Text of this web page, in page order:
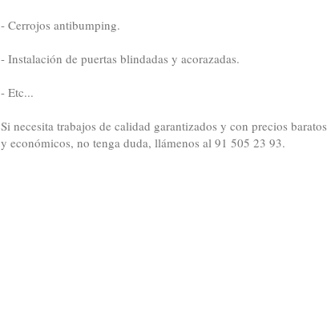
- Cerrojos antibumping.
- Instalación de puertas blindadas y acorazadas.
- Etc...
Si necesita trabajos de calidad garantizados y con precios baratos
y económicos, no tenga duda, llámenos al 91 505 23 93.